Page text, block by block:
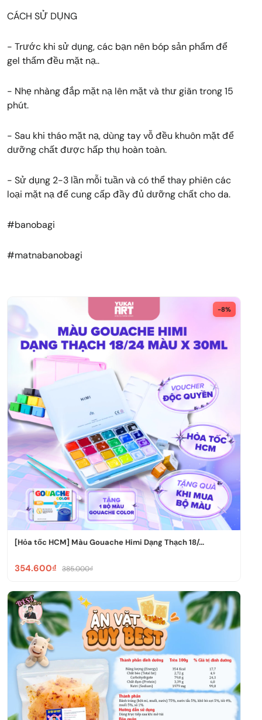
CÁCH SỬ DỤNG
- Trước khi sử dụng, các bạn nên bóp sản phẩm để
gel thấm đều mặt nạ..
- Nhẹ nhàng đắp mặt nạ lên mặt và thư giãn trong 15
phút.
- Sau khi tháo mặt nạ, dùng tay vỗ đều khuôn mặt để
dưỡng chất được hấp thụ hoàn toàn.
- Sử dụng 2-3 lần mỗi tuần và có thể thay phiên các
loại mặt nạ để cung cấp đầy đủ dưỡng chất cho da.
#banobagi
#matnabanobagi
-8%
[Hỏa tốc HCM] Màu Gouache Himi Dạng Thạch 18/...
354.600₫ 385.000₫